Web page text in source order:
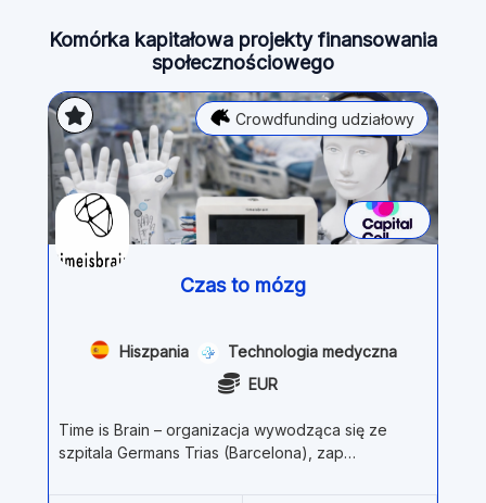
Komórka kapitałowa projekty finansowania
społecznościowego
Crowdfunding udziałowy
Czas to mózg
Hiszpania
Technologia medyczna
EUR
Time is Brain – organizacja wywodząca się ze
szpitala Germans Trias (Barcelona), zap…